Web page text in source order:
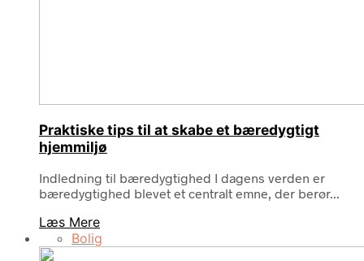
Praktiske tips til at skabe et bæredygtigt
hjemmiljø
Indledning til bæredygtighed I dagens verden er
bæredygtighed blevet et centralt emne, der berør...
Læs Mere
Bolig